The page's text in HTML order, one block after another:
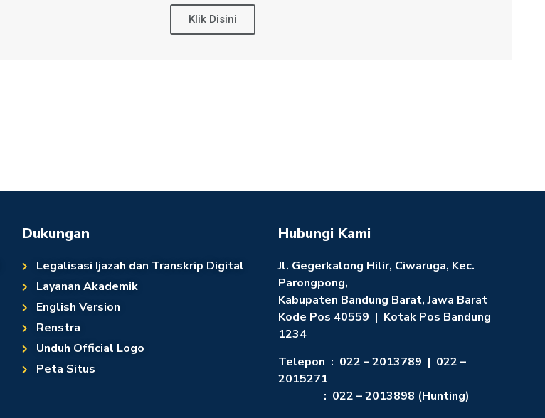
Klik Disini
Dukungan
Legalisasi Ijazah dan Transkrip Digital
Layanan Akademik
English Version
Renstra
Unduh Official Logo
Peta Situs
Hubungi Kami
Jl. Gegerkalong Hilir, Ciwaruga, Kec.
Parongpong,
Kabupaten Bandung Barat, Jawa Barat
Kode Pos 40559 | Kotak Pos Bandung
1234
Telepon : 022 – 2013789 | 022 –
2015271
: 022 – 2013898 (Hunting)